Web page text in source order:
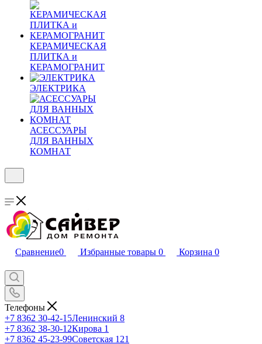
КЕРАМИЧЕСКАЯ
ПЛИТКА и
КЕРАМОГРАНИТ
ЭЛЕКТРИКА
АСЕССУАРЫ
ДЛЯ ВАННЫХ
КОМНАТ
Сравнение0 Избранные товары 0 Корзина 0
Телефоны
+7 8362 30-42-15Ленинский 8
+7 8362 38-30-12Кирова 1
+7 8362 45-23-99Советская 121